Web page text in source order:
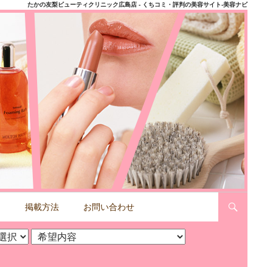
たかの友梨ビューティクリニック広島店 - くちコミ・評判の美容サイト-美容ナビ
掲載方法 お問い合わせ